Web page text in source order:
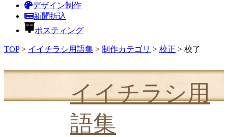
デザイン制作
新聞折込
ポスティング
TOP> イイチラシ用語集 > 制作カテゴリ > 校正 > 校了
イイチラシ用
語集